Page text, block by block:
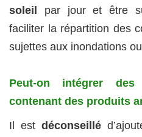
soleil
par jour et être
faciliter la répartition des
sujettes aux inondations
Peut-on intégrer
contenant des produits
Il est déconseillé